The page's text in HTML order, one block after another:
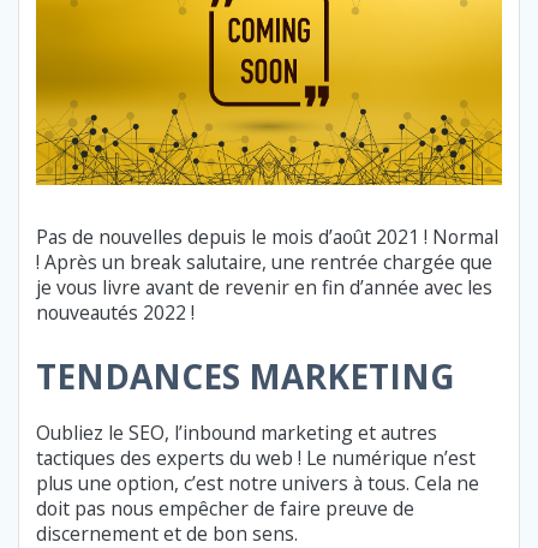
Pas de nouvelles depuis le mois d’août 2021 ! Normal
! Après un break salutaire, une rentrée chargée que
je vous livre avant de revenir en fin d’année avec les
nouveautés 2022 !
TENDANCES MARKETING
Oubliez le SEO, l’inbound marketing et autres
tactiques des experts du web ! Le numérique n’est
plus une option, c’est notre univers à tous. Cela ne
doit pas nous empêcher de faire preuve de
discernement et de bon sens.